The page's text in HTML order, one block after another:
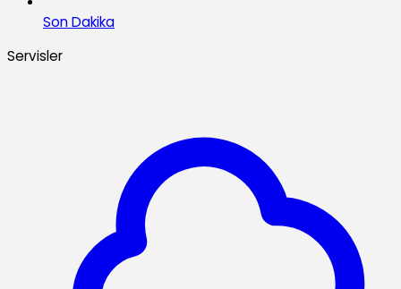
Son Dakika
Servisler